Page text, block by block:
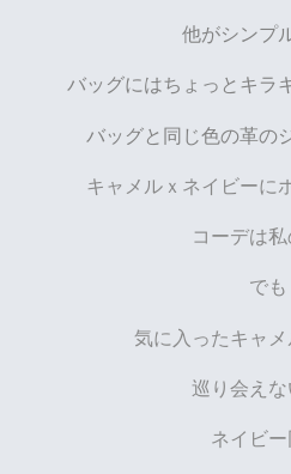
他がシンプ
バッグにはちょっとキラ
バッグと同じ色の革の
キャメルｘネイビーに
コーデは
でも
気に入ったキャ
巡り会え
ネイビ